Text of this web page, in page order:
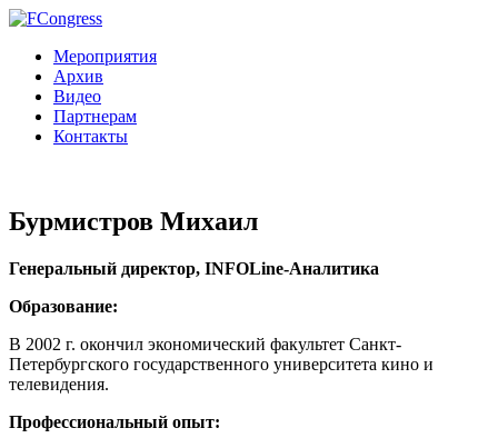
Мероприятия
Архив
Видео
Партнерам
Контакты
Бурмистров Михаил
Генеральный директор, INFOLine-Аналитика
Образование:
В 2002 г. окончил экономический факультет Санкт-
Петербургского государственного университета кино и
телевидения.
Профессиональный опыт: